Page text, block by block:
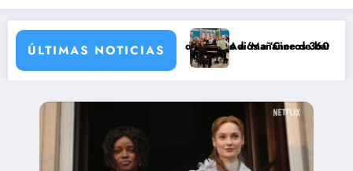
ÚLTIMAS NOTICIAS
de La 1’ y Aida Bao da el salto a ‘Mañaneros 360’
Adiós a ‘Cine de barrio’ de La 1